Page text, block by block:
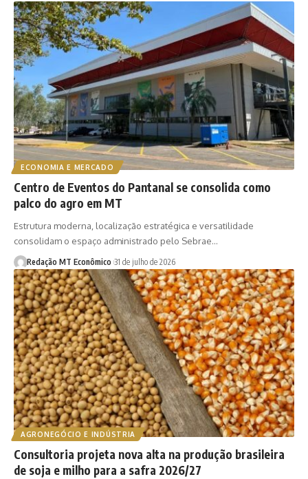
ECONOMIA E MERCADO
Centro de Eventos do Pantanal se consolida como
palco do agro em MT
Estrutura moderna, localização estratégica e versatilidade
consolidam o espaço administrado pelo Sebrae…
Redação MT Econômico 31 de julho de 2026
AGRONEGÓCIO E INDÚSTRIA
Consultoria projeta nova alta na produção brasileira
de soja e milho para a safra 2026/27